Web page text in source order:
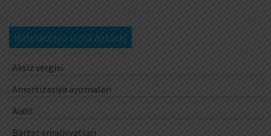
Kateqoriya üzrə axtarış
Aksiz vergisi
Amortizasiya ayırmaları
Audit
Barter əməliyyatları